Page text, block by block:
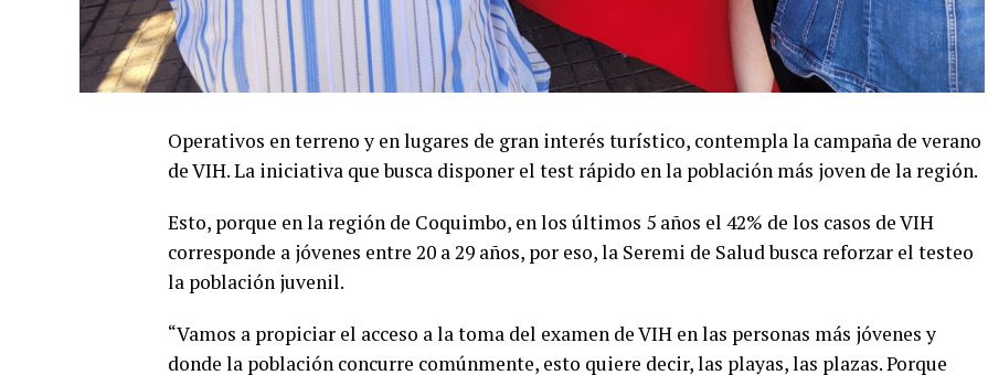
Operativos en terreno y en lugares de gran interés turístico, contempla la campaña de verano
de VIH. La iniciativa que busca disponer el test rápido en la población más joven de la región.
Esto, porque en la región de Coquimbo, en los últimos 5 años el 42% de los casos de VIH
corresponde a jóvenes entre 20 a 29 años, por eso, la Seremi de Salud busca reforzar el testeo
la población juvenil.
“Vamos a propiciar el acceso a la toma del examen de VIH en las personas más jóvenes y
donde la población concurre comúnmente, esto quiere decir, las playas, las plazas. Porque